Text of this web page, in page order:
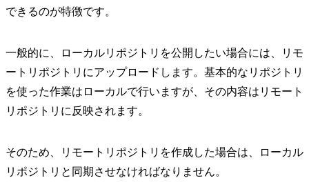
できるのが特徴です。
一般的に、ローカルリポジトリを公開したい場合には、リモ
ートリポジトリにアップロードします。基本的なリポジトリ
を使った作業はローカルで行いますが、その内容はリモート
リポジトリに反映されます。
そのため、リモートリポジトリを作成した場合は、ローカル
リポジトリと同期させなければなりません。